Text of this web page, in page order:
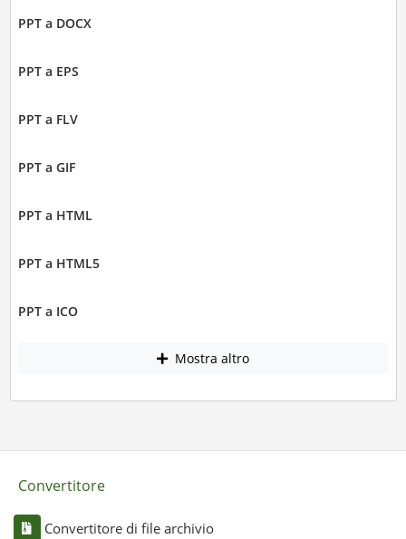
PPT a DOCX
PPT a EPS
PPT a FLV
PPT a GIF
PPT a HTML
PPT a HTML5
PPT a ICO
Mostra altro
Convertitore
Convertitore di file archivio